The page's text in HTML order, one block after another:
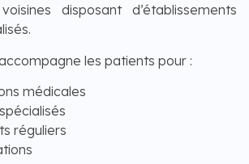
disposant d’établissements
les patients pour :
médicales
réguliers